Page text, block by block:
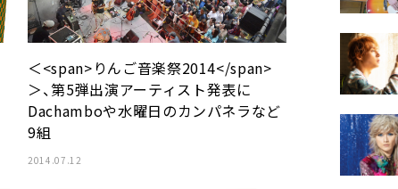
＜<span>りんご音楽祭2014</span>
＞、第5弾出演アーティスト発表に
Dachamboや水曜日のカンパネラなど
9組
2014.07.12